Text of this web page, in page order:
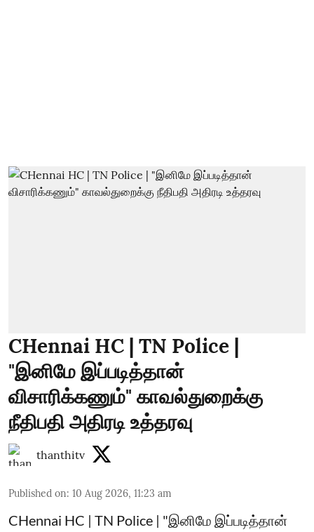
CHennai HC | TN Police |
"இனிமே இப்படித்தான்
விசாரிக்கணும்" காவல்துறைக்கு
நீதிபதி அதிரடி உத்தரவு
thanthitv
Published on: 10 Aug 2026, 11:23 am
CHennai HC | TN Police | "இனிமே இப்படித்தான்